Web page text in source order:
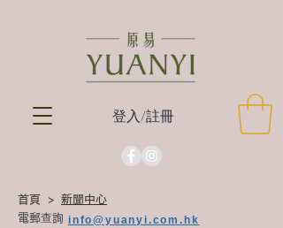
登入/註冊
​首頁 >
電郵查詢 info@yuanyi.com.hk
​新聞中心